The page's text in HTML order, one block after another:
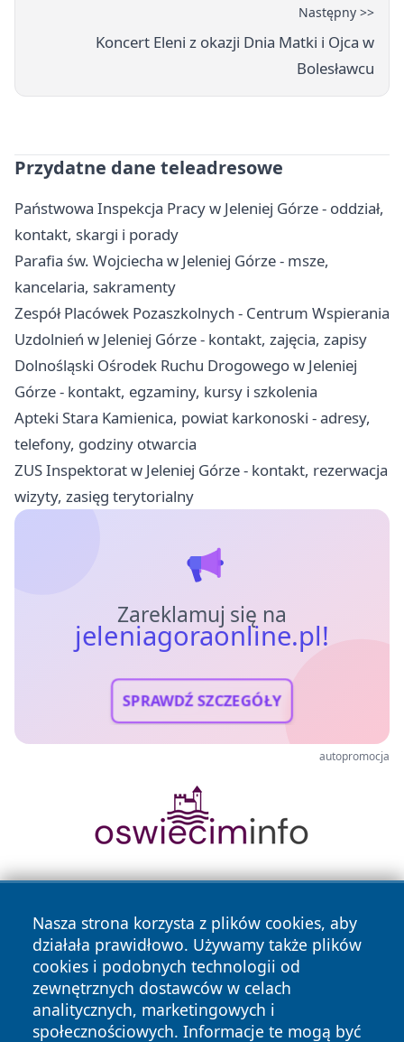
Następny >>
Koncert Eleni z okazji Dnia Matki i Ojca w
Bolesławcu
Przydatne dane teleadresowe
Państwowa Inspekcja Pracy w Jeleniej Górze - oddział,
kontakt, skargi i porady
Parafia św. Wojciecha w Jeleniej Górze - msze,
kancelaria, sakramenty
Zespół Placówek Pozaszkolnych - Centrum Wspierania
Uzdolnień w Jeleniej Górze - kontakt, zajęcia, zapisy
Dolnośląski Ośrodek Ruchu Drogowego w Jeleniej
Górze - kontakt, egzaminy, kursy i szkolenia
Apteki Stara Kamienica, powiat karkonoski - adresy,
telefony, godziny otwarcia
ZUS Inspektorat w Jeleniej Górze - kontakt, rezerwacja
wizyty, zasięg terytorialny
Zareklamuj się na
jeleniagoraonline.pl!
SPRAWDŹ SZCZEGÓŁY
autopromocja
Nasza strona korzysta z plików cookies, aby
działała prawidłowo. Używamy także plików
cookies i podobnych technologii od
zewnętrznych dostawców w celach
analitycznych, marketingowych i
społecznościowych. Informacje te mogą być
Copyright © 2026 jeleniagoraonline.pl Wszystkie prawa
zastrzeżone.